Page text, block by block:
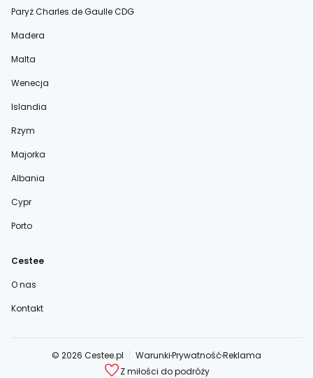
Paryż Charles de Gaulle CDG
Madera
Malta
Wenecja
Islandia
Rzym
Majorka
Albania
Cypr
Porto
Cestee
O nas
Kontakt
© 2026 Cestee.pl WarunkiPrywatnośćReklama
Z miłości do podróży